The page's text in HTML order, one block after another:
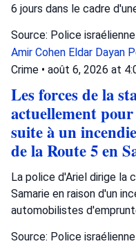
6 jours dans le cadre
Source: Police israélienne
Amir Cohen Eldar Dayan
Crime • août 6, 2026 at
Les forces de la
actuellement
suite à un
de la Route 5 en
La police d'Ariel dirige la
Samarie en raison d'un
automobilistes
Source: Police israélienne